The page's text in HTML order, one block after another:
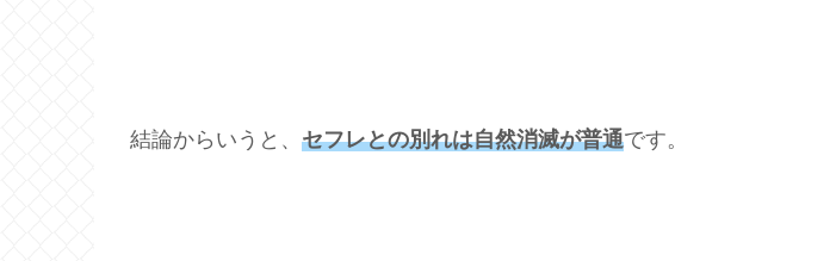
結論からいうと、 セフレとの別れは自然消滅が普通です。